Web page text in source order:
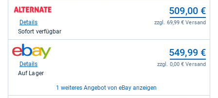
kaufen.
zum
Shop:
Alternate
509,00
kaufen.
509,00 €
zzgl. 69,99 € Versand
Details
Sofort verfügbar
zum
Shop:
eBay
kaufen.
549,99 €
zzgl. 0,00 € Versand
Details
Auf Lager
1 weiteres Angebot von eBay anzeigen